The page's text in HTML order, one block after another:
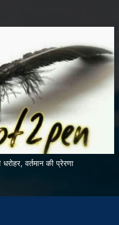
वर्तमान की प्रेरणा